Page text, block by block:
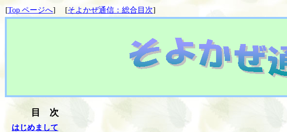
[Top ページへ] [そよかぜ通信：総合目次]
目 次
はじめまして